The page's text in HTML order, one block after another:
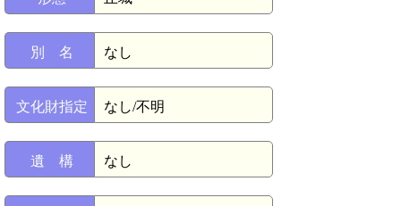
別 名 なし
文化財指定 なし/不明
遺 構 なし